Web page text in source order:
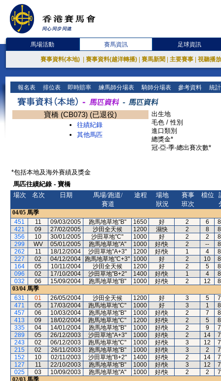
馬場活動 賽馬資訊 足球資訊
賽事資料(本地) 賽事資料(越洋轉播) 賽馬新聞 主要賽事 視聽播
報名表 排位表 即時賠率 練馬師分場表 騎師分場表 參考資料 統
寶橋 (CB073) (已退役)
往績紀錄
其他馬匹
出生地
毛色 / 性別
進口類別
總獎金*
冠-亞-季-總出賽次數*
*包括本地及海外賽績及獎金
馬匹往績紀錄 - 寶橋
場次
名次 日期
馬場/跑道/
賽道
途程
場地
狀況
賽事
班次
檔位
04/05 馬季
451
11 09/03/2005 跑馬地草地"B" 1650 好 2 6
421
09 27/02/2005 沙田全天候 1200 濕快 2 8
356
10 30/01/2005 沙田草地"C" 1000 好 2 2
299
WV 05/01/2005 跑馬地草地"A" 1000 好/快 2 --
262
11 18/12/2004 沙田草地"A+3" 1200 好/快 1 4
227
02 04/12/2004 跑馬地草地"C+3" 1000 好 2 10
164
05 10/11/2004 沙田全天候 1200 好 2 5
096
02 17/10/2004 沙田草地"B+2" 1400 好/快 1 4
032
06 15/09/2004 跑馬地草地"B" 1000 好/快 2 12
03/04 馬季
631
01 26/05/2004 沙田全天候 1200 好 3 5
471
05 17/03/2004 跑馬地草地"C" 1000 好 3 1
457
06 10/03/2004 跑馬地草地"B" 1000 好/快 2 7
413
09 18/02/2004 跑馬地草地"C" 1200 好/快 2 5
335
04 14/01/2004 跑馬地草地"B" 1000 好/快 2 9
289
05 26/12/2003 沙田草地"A+3" 1000 好/快 2 14
243
02 06/12/2003 跑馬地草地"C" 1000 好/快 3 12
215
02 26/11/2003 跑馬地草地"B" 1000 好/快 3 2
152
10 02/11/2003 沙田草地"B+2" 1400 好/快 2 14
127
11 22/10/2003 跑馬地草地"B" 1000 好/快 3 12
025
03 10/09/2003 跑馬地草地"A" 1000 好/快 2 2
02/03 馬季